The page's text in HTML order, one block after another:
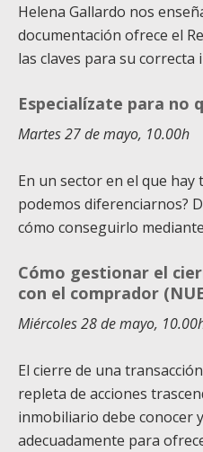
Helena Gallardo nos
documentación ofrece el
las claves para su
Especialízate para no
Martes 27 de mayo, 10.00h
En un sector en el que hay
podemos diferenciarnos?
cómo conseguirlo
Cómo gestionar el
con el comprador
Miércoles 28 de mayo,
El cierre de una
repleta de acciones
inmobiliario debe conocer
adecuadamente para